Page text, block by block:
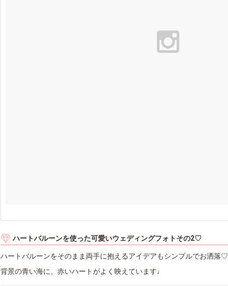
ハートバルーンを使った可愛いウェディングフォトその2♡
ハートバルーンをそのまま両手に抱えるアイデアもシンプルでお洒落♡
背景の青い海に、赤いハートがよく映えています♩